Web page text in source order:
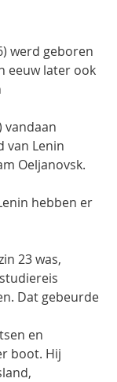
werd geboren
eeuw later ook
vandaan
van Lenin
Oeljanovsk.
hebben er
23 was,
Dat gebeurde
en
boot. Hij